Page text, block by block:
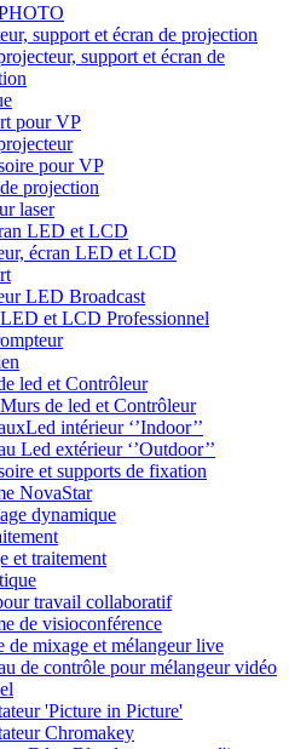
support et écran de projection
support et écran de
pour VP
pour VP
projection
laser
LED et LCD
écran LED et LCD
LED Broadcast
et LCD Professionnel
led et Contrôleur
de led et Contrôleur
intérieur ‘’Indoor’’
Led extérieur ‘’Outdoor’’
et supports de fixation
NovaStar
dynamique
et traitement
travail collaboratif
de visioconférence
de mixage et mélangeur live
de contrôle pour mélangeur vidéo
'Picture in Picture'
Chromakey